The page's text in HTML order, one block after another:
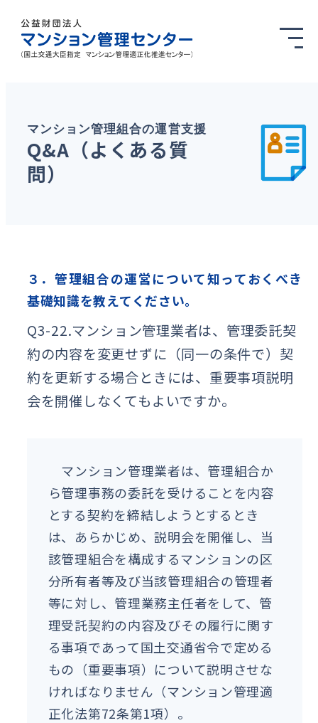
マンション管理組合の運営支援
Q&A（よくある質
問）
３．管理組合の運営について知っておくべき
基礎知識を教えてください。
Q3-22.マンション管理業者は、管理委託契
約の内容を変更せずに（同一の条件で）契
約を更新する場合ときには、重要事項説明
会を開催しなくてもよいですか。
マンション管理業者は、管理組合か
ら管理事務の委託を受けることを内容
とする契約を締結しようとするとき
は、あらかじめ、説明会を開催し、当
該管理組合を構成するマンションの区
分所有者等及び当該管理組合の管理者
等に対し、管理業務主任者をして、管
理受託契約の内容及びその履行に関す
る事項であって国土交通省令で定める
もの（重要事項）について説明させな
ければなりません（マンション管理適
正化法第72条第1項）。